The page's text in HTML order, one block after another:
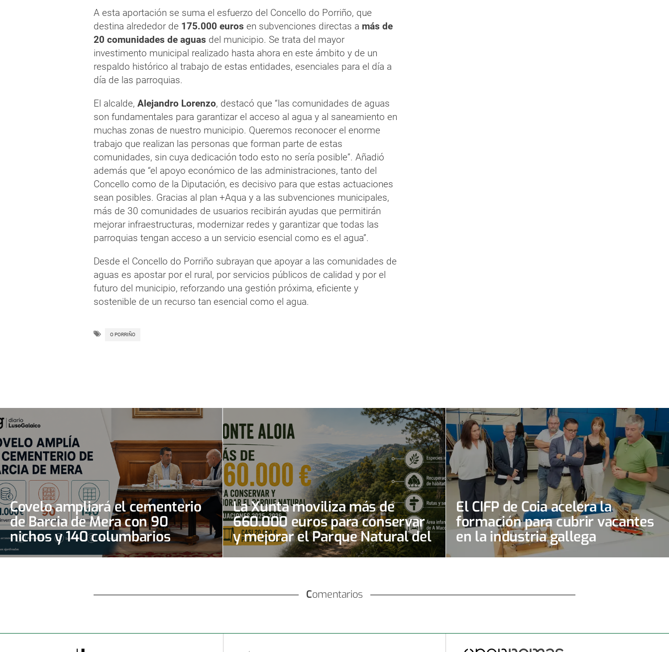
A esta aportación se suma el esfuerzo del Concello do Porriño, que
destina alrededor de 175.000 euros en subvenciones directas a más de
20 comunidades de aguas del municipio. Se trata del mayor
investimento municipal realizado hasta ahora en este ámbito y de un
respaldo histórico al trabajo de estas entidades, esenciales para el día a
día de las parroquias.
El alcalde, Alejandro Lorenzo, destacó que “las comunidades de aguas
son fundamentales para garantizar el acceso al agua y al saneamiento en
muchas zonas de nuestro municipio. Queremos reconocer el enorme
trabajo que realizan las personas que forman parte de estas
comunidades, sin cuya dedicación todo esto no sería posible”. Añadió
además que “el apoyo económico de las administraciones, tanto del
Concello como de la Diputación, es decisivo para que estas actuaciones
sean posibles. Gracias al plan +Aqua y a las subvenciones municipales,
más de 30 comunidades de usuarios recibirán ayudas que permitirán
mejorar infraestructuras, modernizar redes y garantizar que todas las
parroquias tengan acceso a un servicio esencial como es el agua”.
Desde el Concello do Porriño subrayan que apoyar a las comunidades de
aguas es apostar por el rural, por servicios públicos de calidad y por el
futuro del municipio, reforzando una gestión próxima, eficiente y
sostenible de un recurso tan esencial como el agua.
O PORRIÑO
Covelo ampliará el cementerio
de Barcia de Mera con 90
nichos y 140 columbarios
La Xunta moviliza más de
660.000 euros para conservar
y mejorar el Parque Natural del
Monte Aloia
El CIFP de Coia acelera la
formación para cubrir vacantes
en la industria gallega
Comentarios